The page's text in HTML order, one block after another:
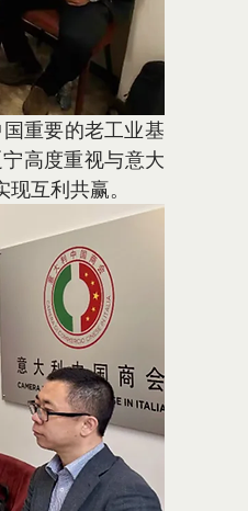
高度重视与意大
互利共赢。